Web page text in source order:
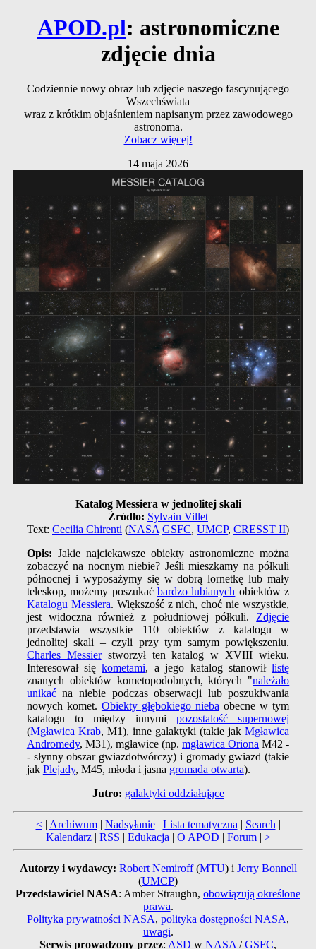
APOD.pl: astronomiczne
zdjęcie dnia
Codziennie nowy obraz lub zdjęcie naszego fascynującego
Wszechświata
wraz z krótkim objaśnieniem napisanym przez zawodowego
astronoma.
Zobacz więcej!
14 maja 2026
Katalog Messiera w jednolitej skali
Źródło: Sylvain Villet
Text: Cecilia Chirenti (NASA GSFC, UMCP, CRESST II)
Opis: Jakie najciekawsze obiekty astronomiczne można
zobaczyć na nocnym niebie? Jeśli mieszkamy na półkuli
północnej i wyposażymy się w dobrą lornetkę lub mały
teleskop, możemy poszukać bardzo lubianych obiektów z
Katalogu Messiera. Większość z nich, choć nie wszystkie,
jest widoczna również z południowej półkuli. Zdjęcie
przedstawia wszystkie 110 obiektów z katalogu w
jednolitej skali – czyli przy tym samym powiększeniu.
Charles Messierstworzył ten katalog w XVIII wieku.
Interesował siękometami, a jego katalog stanowiłlistę
znanych obiektów kometopodobnych, których "należało
unikaćna niebie podczas obserwacji lub poszukiwania
nowych komet. Obiekty głębokiego nieba obecne w tym
katalogu to między innymipozostalość supernowej
(Mgławica Krab, M1), inne galaktyki (takie jakMgławica
Andromedy, M31), mgławice (np.mgławica Oriona M42 -
- słynny obszar gwiazdotwórczy) i gromady gwiazd (takie
jak Plejady, M45, młoda i jasna gromada otwarta).
Jutro: galaktyki oddziałujące
<| Archiwum| Nadsyłanie| Lista tematyczna | Search |
Kalendarz| RSS | Edukacja | O APOD | Forum| >
Autorzy i wydawcy: Robert Nemiroff(MTU) i Jerry Bonnell
(UMCP)
Przedstawiciel NASA: Amber Straughn, obowiązują określone
prawa.
Polityka prywatności NASA, polityka dostępności NASA,
uwagi.
Serwis prowadzony przez: ASD w NASA /GSFC,